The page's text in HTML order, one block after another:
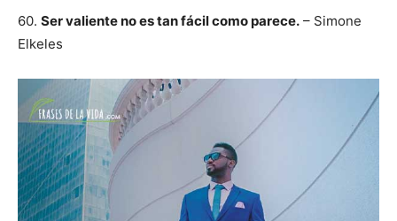
60. Ser valiente no es tan fácil como parece. – Simone
Elkeles